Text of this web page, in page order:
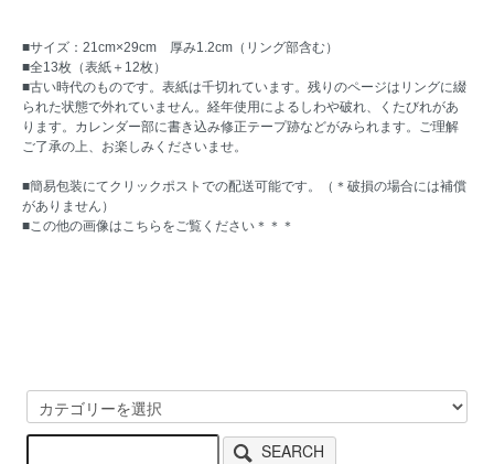
■サイズ：21cm×29cm 厚み1.2cm（リング部含む）
■全13枚（表紙＋12枚）
■古い時代のものです。表紙は千切れています。残りのページはリングに綴
られた状態で外れていません。経年使用によるしわや破れ、くたびれがあ
ります。カレンダー部に書き込み修正テープ跡などがみられます。ご理解
ご了承の上、お楽しみくださいませ。
■簡易包装にてクリックポストでの配送可能です。（＊破損の場合には補償
がありません）
■この他の画像はこちらをご覧ください ＊＊＊
SEARCH